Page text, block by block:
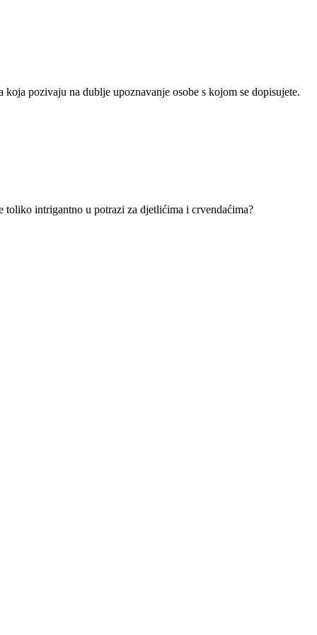
pozivaju na dublje upoznavanje osobe s kojom se dopisujete.
intrigantno u potrazi za djetlićima i crvendaćima?